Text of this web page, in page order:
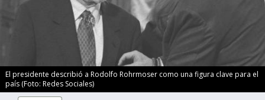
El presidente describió a Rodolfo Rohrmoser como una figura clave para el
país (Foto: Redes Sociales)